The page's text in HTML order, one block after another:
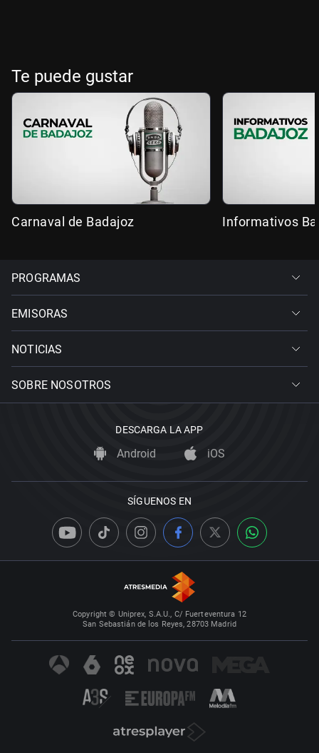
Te puede gustar
Carnaval de Badajoz Informativos
PROGRAMAS
EMISORAS
NOTICIAS
SOBRE NOSOTROS
DESCARGA LA APP
Android iOS
SÍGUENOS EN
Copyright © Uniprex, S.A.U., C/ Fuerteventura 12
San Sebastián de los Reyes, 28703 Madrid